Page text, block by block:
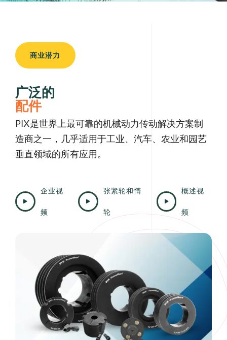
商业潜力
广泛的
配件
PIX是世界上最可靠的机械动力传动解决方案制
造商之一，几乎适用于工业、汽车、农业和园艺
垂直领域的所有应用。
企业视
频
张紧轮和惰
轮
概述视
频
0
1
2
3